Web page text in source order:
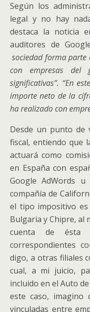
Según los
legal y no hay
destaca la noticia
auditores de
sociedad forma parte
con empresas del
significativas”. “En
importe neto de la
ha realizado con
Desde un punto de
fiscal, entiendo que
actuará como
en España con
Google AdWords
compañía de
el tipo impositivo
Bulgaria y Chipre, al
cuenta de
correspondientes
digo, a otras filiales
cual, a mi juicio,
incluido en el Auto
este caso, imagino
vinculadas entre